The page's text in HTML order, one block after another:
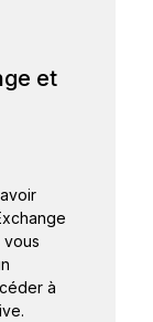
et
vous
à